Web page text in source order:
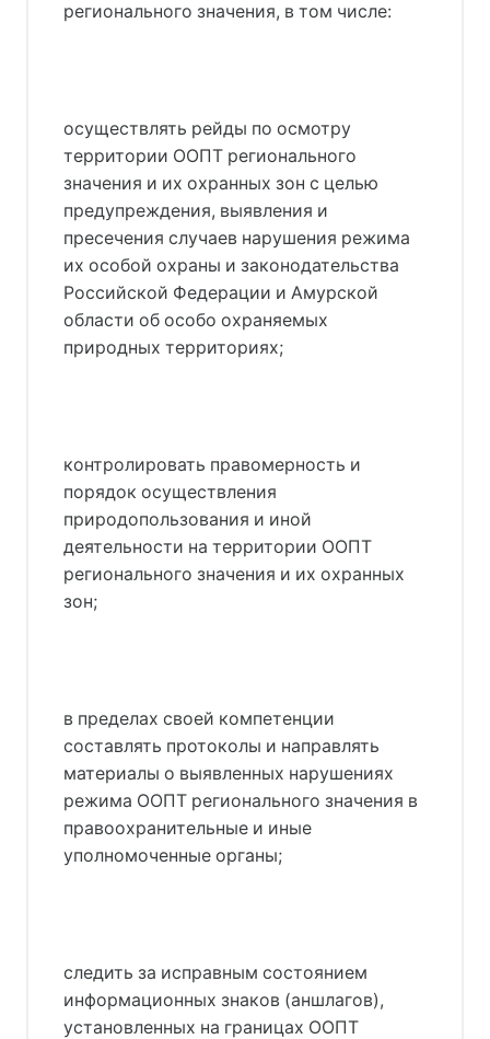
регионального значения, в том числе:
осуществлять рейды по осмотру
территории ООПТ регионального
значения и их охранных зон с целью
предупреждения, выявления и
пресечения случаев нарушения режима
их особой охраны и законодательства
Российской Федерации и Амурской
области об особо охраняемых
природных территориях;
контролировать правомерность и
порядок осуществления
природопользования и иной
деятельности на территории ООПТ
регионального значения и их охранных
зон;
в пределах своей компетенции
составлять протоколы и направлять
материалы о выявленных нарушениях
режима ООПТ регионального значения в
правоохранительные и иные
уполномоченные органы;
следить за исправным состоянием
информационных знаков (аншлагов),
установленных на границах ООПТ